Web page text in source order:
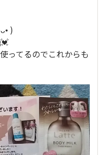
)
ってるのでこれからも